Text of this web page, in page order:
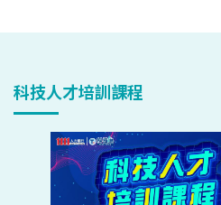
科技人才培訓課程